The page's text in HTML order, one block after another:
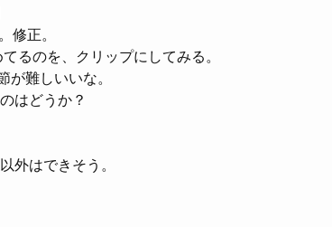
修正。
るのを、クリップにしてみる。
が難しいいな。
はどうか？
外はできそう。